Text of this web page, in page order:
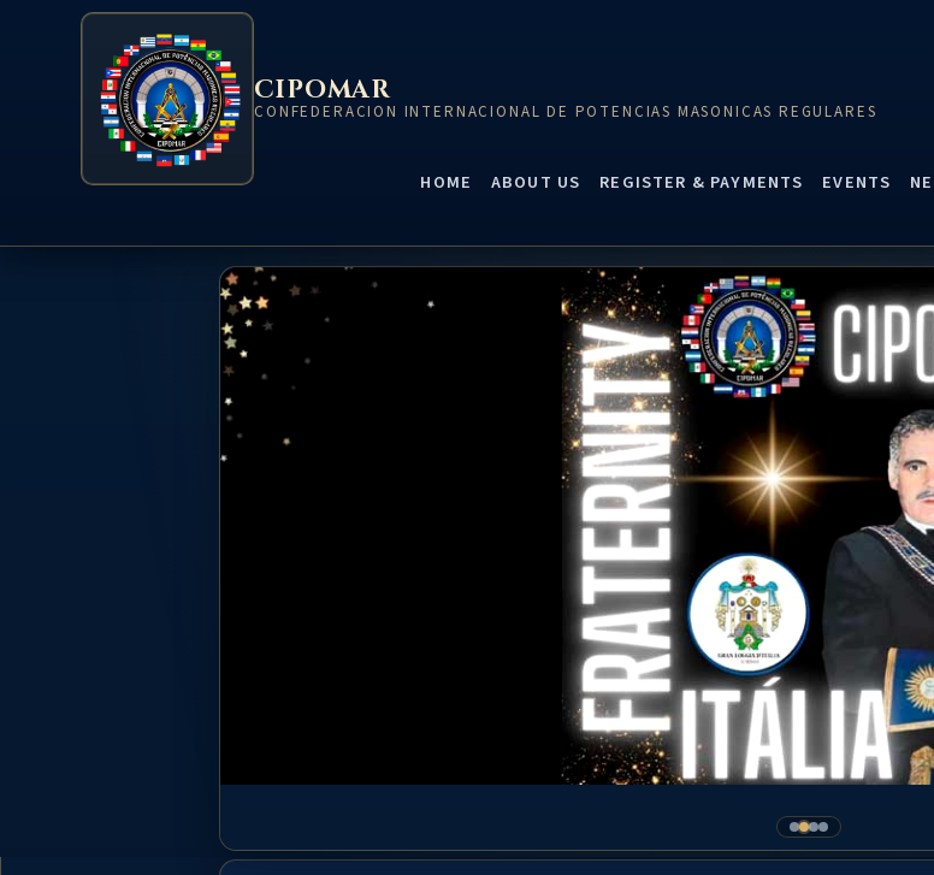
CIPOMAR
CONFEDERACION INTERNACIONAL DE POTENCIAS MASONICAS REGULARES
HOME ABOUT US REGISTER & PAYMENTS EVENTS